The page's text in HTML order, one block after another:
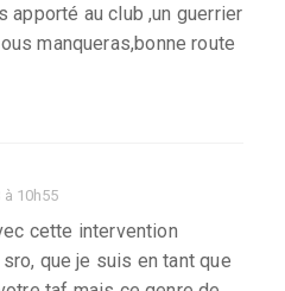
apporté au club ,un guerrier
manqueras,bonne route
10h55
cette intervention
que je suis en tant que